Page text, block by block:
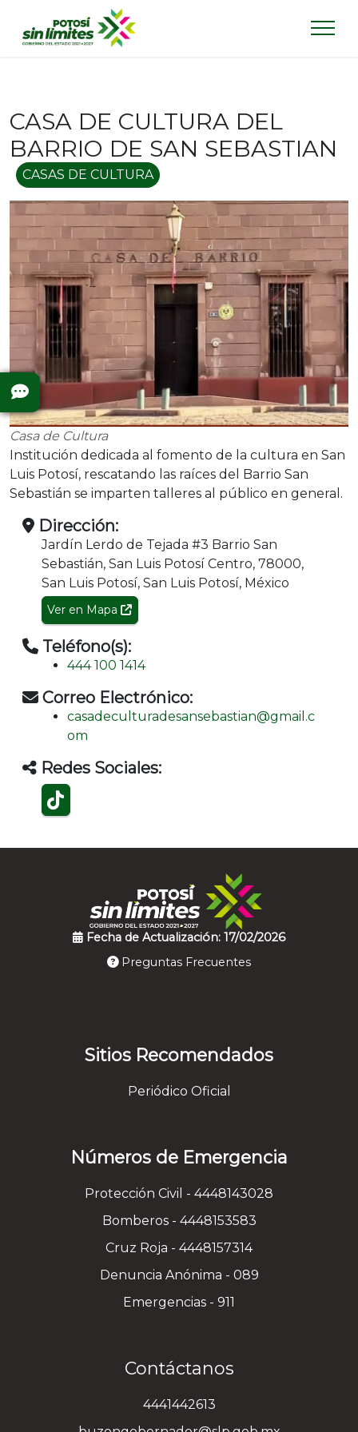
CASA DE CULTURA DEL
BARRIO DE SAN SEBASTIAN
CASAS DE CULTURA
Casa de Cultura
Institución dedicada al fomento de la cultura en San
Luis Potosí, rescatando las raíces del Barrio San
Sebastián se imparten talleres al público en general.
Dirección:
Jardín Lerdo de Tejada #3 Barrio San
Sebastián, San Luis Potosí Centro, 78000,
San Luis Potosí, San Luis Potosí, México
Ver en Mapa
Teléfono(s):
444 100 1414
Correo Electrónico:
casadeculturadesansebastian@gmail.c
om
Redes Sociales:
Fecha de Actualización: 17/02/2026
Preguntas Frecuentes
Sitios Recomendados
Periódico Oficial
Números de Emergencia
Protección Civil - 4448143028
Bomberos - 4448153583
Cruz Roja - 4448157314
Denuncia Anónima - 089
Emergencias - 911
Contáctanos
4441442613